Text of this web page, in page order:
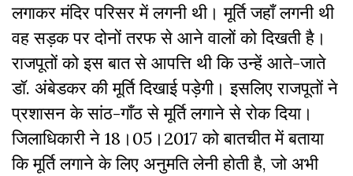
लगाकर मंदिर परिसर में लगनी थी। मूर्ति जहाँ लगनी थी
वह सड़क पर दोनों तरफ से आने वालों को दिखती है।
राजपूतों को इस बात से आपत्ति थी कि उन्हें आते-जाते
डॉ. अंबेडकर की मूर्ति दिखाई पड़ेगी। इसलिए राजपूतों ने
प्रशासन के सांठ-गाँठ से मूर्ति लगाने से रोक दिया।
जिलाधिकारी ने 18।05।2017 को बातचीत में बताया
कि मूर्ति लगाने के लिए अनुमति लेनी होती है, जो अभी